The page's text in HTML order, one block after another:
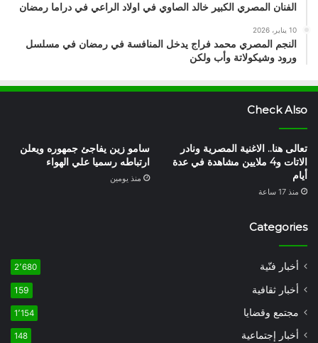
الفنان المصري الكبير خالد الصاوي في اولاد الراعي في دراما رمضان
10 يناير، 2026
النجم المصري محمد فراج يدخل المنافسة في رمضان في مسلسل
ورود وشيكولاتة وأب ولكن
Check Also
تعالى هنا.. الاغنية المصرية ونادر
الاتات و4 ملايين مشاهدة في عدة
أيام
منذ 17 ساعة
سامو زين يفاجئ جمهوره ويعلن
ارتباطه رسميا علي الهواء
منذ يومين
Categories
أخبار فنّية 2٬680
أخبار ثقافية 159
مجتمع وقضايا 1٬154
أخبار إجتماعية 148